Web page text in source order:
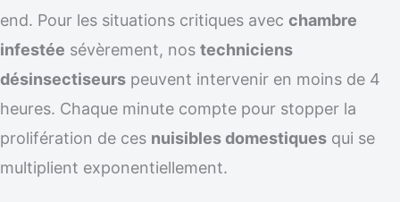
end. Pour les situations critiques avec chambre
infestée sévèrement, nos techniciens
désinsectiseurs peuvent intervenir en moins de 4
heures. Chaque minute compte pour stopper la
prolifération de ces nuisibles domestiques qui se
multiplient exponentiellement.